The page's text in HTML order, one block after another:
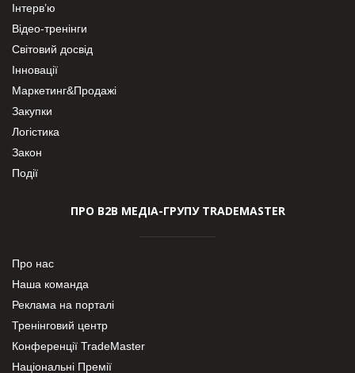
Інтерв’ю
Відео-тренінги
Світовий досвід
Інновації
Маркетинг&Продажі
Закупки
Логістика
Закон
Події
ПРО В2В МЕДІА-ГРУПУ TRADEMASTER
Про нас
Наша команда
Реклама на порталі
Тренінговий центр
Конференції TradeMaster
Національні Премії